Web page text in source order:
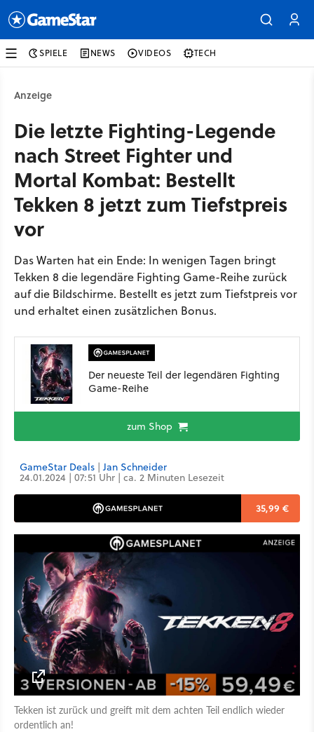
SPIELE NEWS VIDEOS TECH
Anzeige
Die letzte Fighting-Legende
nach Street Fighter und
Mortal Kombat: Bestellt
Tekken 8 jetzt zum Tiefstpreis
vor
Das Warten hat ein Ende: In wenigen Tagen bringt
Tekken 8 die legendäre Fighting Game-Reihe zurück
auf die Bildschirme. Bestellt es jetzt zum Tiefstpreis vor
und erhaltet einen zusätzlichen Bonus.
Der neueste Teil der legendären Fighting
Game-Reihe
zum Shop
GameStar Deals | Jan Schneider
24.01.2024 | 07:51 Uhr | ca. 2 Minuten Lesezeit
35,99 €
Tekken ist zurück und greift mit dem achten Teil endlich wieder
ordentlich an!